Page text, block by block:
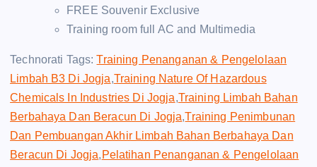
FREE Souvenir Exclusive
Training room full AC and Multimedia
Technorati Tags:Training Penanganan & Pengelolaan
Limbah B3 Di Jogja,Training Nature Of Hazardous
Chemicals In Industries Di Jogja,Training Limbah Bahan
Berbahaya Dan Beracun Di Jogja,Training Penimbunan
Dan Pembuangan Akhir Limbah Bahan Berbahaya Dan
Beracun Di Jogja, Pelatihan Penanganan & Pengelolaan